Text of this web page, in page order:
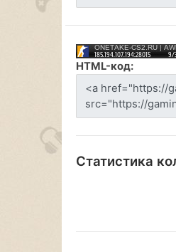
HTML-код:
Статистика